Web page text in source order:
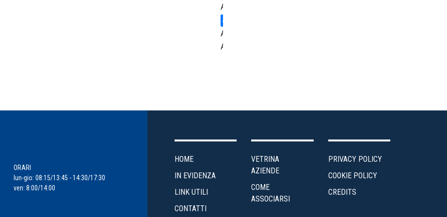
Ambiente
Area
Amministrativa
Credito
Energia
d'Impresa
ORARI
lun-gio: 08:15/13:45 - 14:30/17:30
ven: 8:00/14:00
HOME
IN EVIDENZA
LINK UTILI
CONTATTI
VETRINA
AZIENDE
COME
ASSOCIARSI
PRIVACY POLICY
COOKIE POLICY
CREDITS